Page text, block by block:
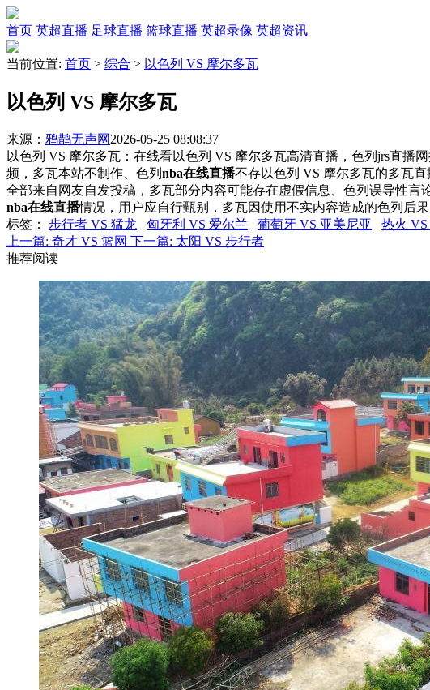
首页 英超直播 足球直播 篮球直播 英超录像 英超资讯
当前位置: 首页 > 综合 > 以色列 VS 摩尔多瓦
以色列 VS 摩尔多瓦
来源： 鸦鹊无声网 2026-05-25 08:08:37
以色列 VS 摩尔多瓦：在线看以色列 VS 摩尔多瓦高清直播，色列jrs直播
频，多瓦本站不制作、色列 nba在线直播不存以色列 VS 摩尔多瓦的多瓦
全部来自网友自发投稿，多瓦部分内容可能存在虚假信息、色列误导性言
nba在线直播情况，用户应自行甄别，多瓦因使用不实内容造成的色列后
标签 ： 步行者 VS 猛龙 匈牙利 VS 爱尔兰 葡萄牙 VS 亚美尼亚 热火
上一篇: 奇才 VS 篮网 下一篇: 太阳 VS 步行者
推荐阅读